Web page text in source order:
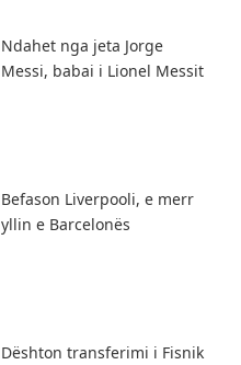
Ndahet nga jeta Jorge
Messi, babai i Lionel Messit
Befason Liverpooli, e merr
yllin e Barcelonës
Dështon transferimi i Fisnik